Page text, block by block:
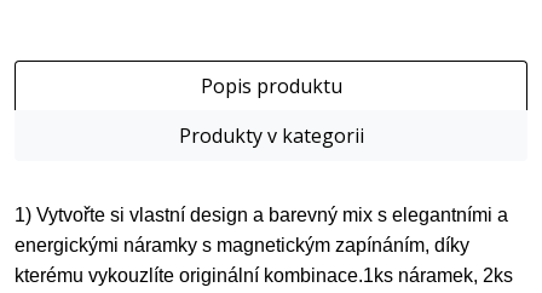
Popis produktu
Produkty v kategorii
1) Vytvořte si vlastní design a barevný mix s elegantními a
energickými náramky s magnetickým zapínáním, díky
kterému vykouzlíte originální kombinace.1ks náramek, 2ks